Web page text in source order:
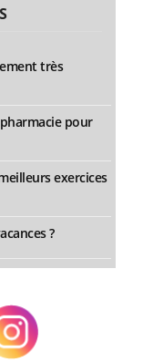
très
pour
exercices
?